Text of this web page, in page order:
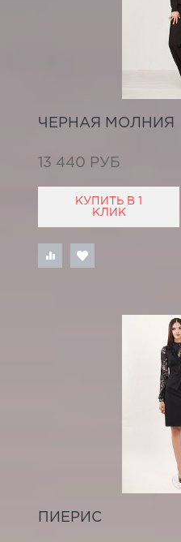
ЧЕРНАЯ МОЛНИЯ
13 440 РУБ
КУПИТЬ В 1
КЛИК
ПИЕРИС